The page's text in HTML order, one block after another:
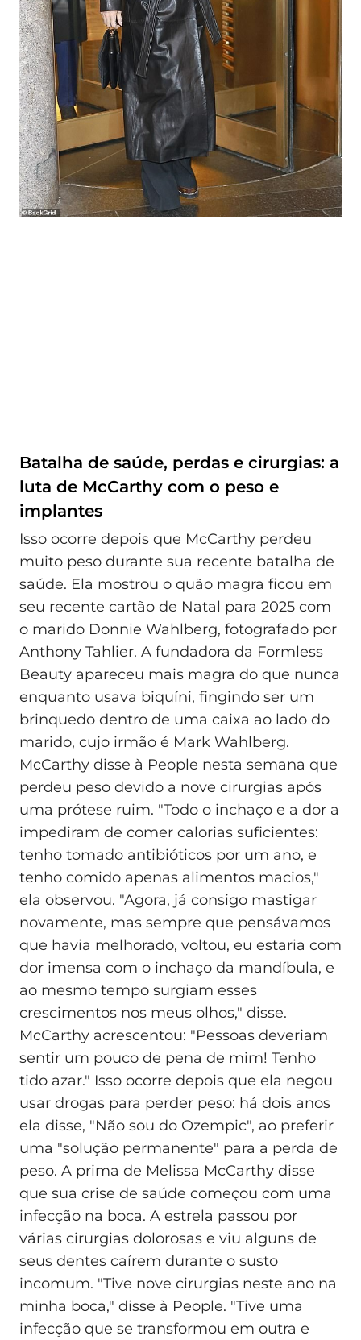
Batalha de saúde, perdas e cirurgias: a
luta de McCarthy com o peso e
implantes
Isso ocorre depois que McCarthy perdeu
muito peso durante sua recente batalha de
saúde. Ela mostrou o quão magra ficou em
seu recente cartão de Natal para 2025 com
o marido Donnie Wahlberg, fotografado por
Anthony Tahlier. A fundadora da Formless
Beauty apareceu mais magra do que nunca
enquanto usava biquíni, fingindo ser um
brinquedo dentro de uma caixa ao lado do
marido, cujo irmão é Mark Wahlberg.
McCarthy disse à People nesta semana que
perdeu peso devido a nove cirurgias após
uma prótese ruim. "Todo o inchaço e a dor a
impediram de comer calorias suficientes:
tenho tomado antibióticos por um ano, e
tenho comido apenas alimentos macios,"
ela observou. "Agora, já consigo mastigar
novamente, mas sempre que pensávamos
que havia melhorado, voltou, eu estaria com
dor imensa com o inchaço da mandíbula, e
ao mesmo tempo surgiam esses
crescimentos nos meus olhos," disse.
McCarthy acrescentou: "Pessoas deveriam
sentir um pouco de pena de mim! Tenho
tido azar." Isso ocorre depois que ela negou
usar drogas para perder peso: há dois anos
ela disse, "Não sou do Ozempic", ao preferir
uma "solução permanente" para a perda de
peso. A prima de Melissa McCarthy disse
que sua crise de saúde começou com uma
infecção na boca. A estrela passou por
várias cirurgias dolorosas e viu alguns de
seus dentes caírem durante o susto
incomum. "Tive nove cirurgias neste ano na
minha boca," disse à People. "Tive uma
infecção que se transformou em outra e